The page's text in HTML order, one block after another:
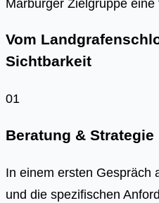
Mar­bur­ger Ziel­grup­pe
Vom
Sichtbarkeit
01
Beratung & Strategie
In einem ersten Gespräch
und die spezifischen